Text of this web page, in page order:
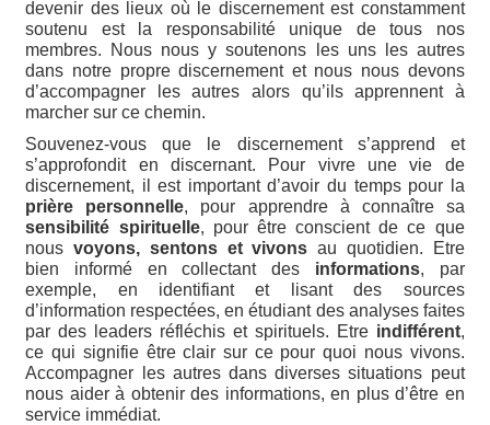
devenir des lieux où le discernement est constamment
soutenu est la responsabilité unique de tous nos
membres. Nous nous y soutenons les uns les autres
dans notre propre discernement et nous nous devons
d’accompagner les autres alors qu’ils apprennent à
marcher sur ce chemin.
Souvenez-vous que le discernement s’apprend et
s’approfondit en discernant. Pour vivre une vie de
discernement, il est important d’avoir du temps pour la
prière personnelle, pour apprendre à connaître sa
sensibilité spirituelle, pour être conscient de ce que
nousvoyons, sentons et vivons au quotidien. Etre
bien informé en collectant des informations, par
exemple, en identifiant et lisant des sources
d’information respectées, en étudiant des analyses faites
par des leaders réfléchis et spirituels. Etre indifférent,
ce qui signifie être clair sur ce pour quoi nous vivons.
Accompagner les autres dans diverses situations peut
nous aider à obtenir des informations, en plus d’être en
service immédiat.